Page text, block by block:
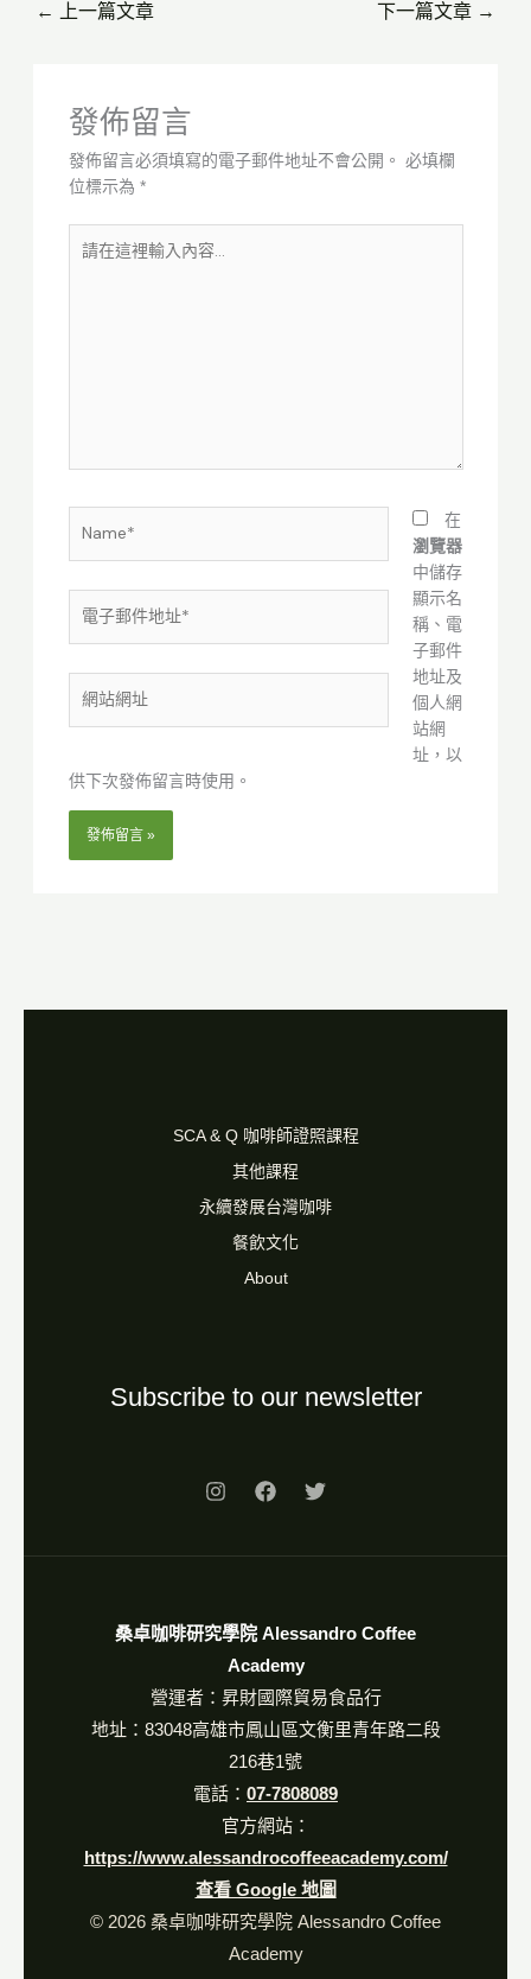
← 上一篇文章 下一篇文章 →
發佈留言
發佈留言必須填寫的電子郵件地址不會公開。 必填欄
位標示為 *
在
件
地
址
站
在
瀏覽器
中儲存
顯示名
稱、電
子郵件
地址及
個人網
站網
址，以
供下次發佈留言時使用。
SCA & Q 咖啡師證照課程
其他課程
永續發展台灣咖啡
餐飲文化
About
Subscribe to our newsletter
桑卓咖啡研究學院 Alessandro Coffee
Academy
營運者：昇財國際貿易食品行
地址：83048高雄市鳳山區文衡里青年路二段
216巷1號
電話： 07-7808089
官方網站：
https://www.alessandrocoffeeacademy.com/
查看 Google 地圖
© 2026 桑卓咖啡研究學院 Alessandro Coffee
Academy